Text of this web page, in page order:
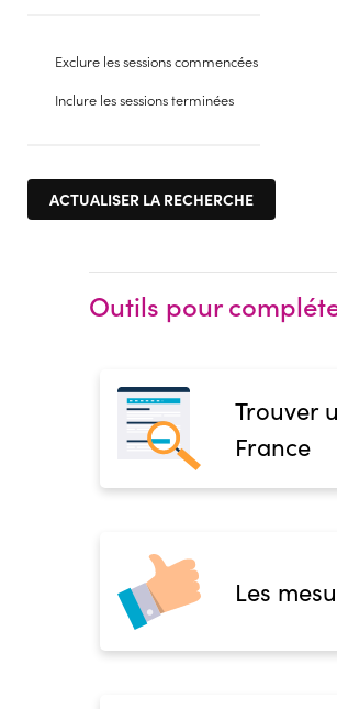
Exclure les sessions commencées
Inclure les sessions terminées
Outils pour
Trouver
France
Les